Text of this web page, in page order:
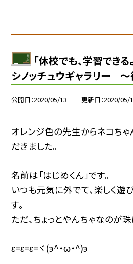
「休校でも、学習でき
シノッチュウギャラリー 〜
公開日 2020/05/13 更新日 2020/05/
オレンジ色の先生からネコちゃ
だきました。
名前は「はじめくん」です。
いつも元気に外でて、楽しく遊
す。
ただ、ちょっとやんちゃなのが
ε=ε=ε=ヾ(э^・ω・^)э